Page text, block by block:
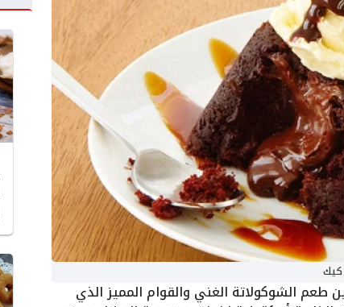
كيك
الشوكولاتة الغني والقوام المميز الذي